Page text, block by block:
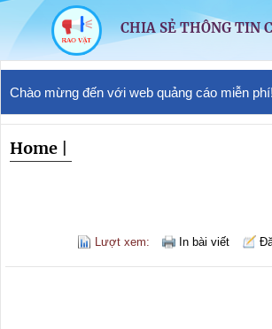
CHIA SẺ THÔNG TIN
Chào mừng đến với web quảng cáo miễn phí!
Home
Lượt xem: In bài viết